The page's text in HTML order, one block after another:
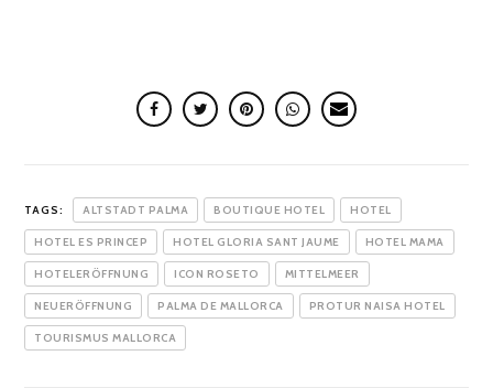
TAGS: ALTSTADT PALMA BOUTIQUE HOTEL HOTEL
HOTEL ES PRINCEP HOTEL GLORIA SANT JAUME HOTEL MAMA
HOTELERÖFFNUNG ICON ROSETO MITTELMEER
NEUERÖFFNUNG PALMA DE MALLORCA PROTUR NAISA HOTEL
TOURISMUS MALLORCA